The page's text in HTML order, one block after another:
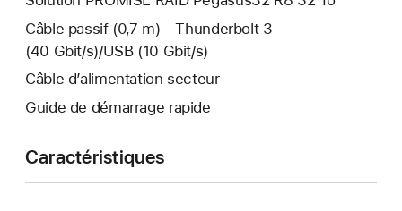
Câble passif (0,7 m) - Thunderbolt 3
(40 Gbit/s)/USB (10 Gbit/s)
Câble d’alimentation secteur
Guide de démarrage rapide
Caractéristiques